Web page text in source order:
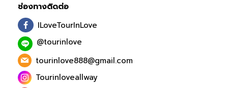
ช่องทางติดต่อ
ILoveTourInLove
@tourinlove
tourinlove888@gmail.com
Tourinloveallway